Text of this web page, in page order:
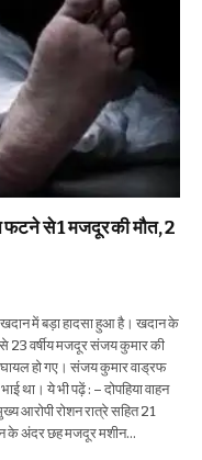
फटने से 1 मजदूर की मौत, 2
में बड़ा हादसा हुआ है। खदान के
23 वर्षीय मजदूर संजय कुमार की
घायल हो गए। संजय कुमार वाड्रफ
था। ये भी पढ़ें : – दोपहिया वाहन
आरोपी रोशन रात्रे सहित 21
के अंदर छह मजदूर मशीन…